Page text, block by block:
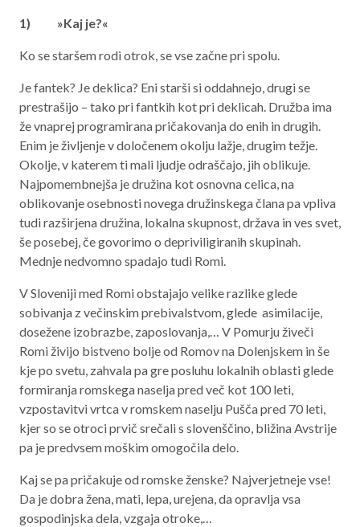
1) »Kaj je?«
Ko se staršem rodi otrok, se vse začne pri spolu.
Je fantek? Je deklica? Eni starši si oddahnejo, drugi se
prestrašijo – tako pri fantkih kot pri deklicah. Družba ima
že vnaprej programirana pričakovanja do enih in drugih.
Enim je življenje v določenem okolju lažje, drugim težje.
Okolje, v katerem ti mali ljudje odraščajo, jih oblikuje.
Najpomembnejša je družina kot osnovna celica, na
oblikovanje osebnosti novega družinskega člana pa vpliva
tudi razširjena družina, lokalna skupnost, država in ves svet,
še posebej, če govorimo o depriviligiranih skupinah.
Mednje nedvomno spadajo tudi Romi.
V Sloveniji med Romi obstajajo velike razlike glede
sobivanja z večinskim prebivalstvom, glede asimilacije,
dosežene izobrazbe, zaposlovanja,… V Pomurju živeči
Romi živijo bistveno bolje od Romov na Dolenjskem in še
kje po svetu, zahvala pa gre posluhu lokalnih oblasti glede
formiranja romskega naselja pred več kot 100 leti,
vzpostavitvi vrtca v romskem naselju Pušča pred 70 leti,
kjer so se otroci prvič srečali s slovenščino, bližina Avstrije
pa je predvsem moškim omogočila delo.
Kaj se pa pričakuje od romske ženske? Najverjetneje vse!
Da je dobra žena, mati, lepa, urejena, da opravlja vsa
gospodinjska dela, vzgaja otroke,…